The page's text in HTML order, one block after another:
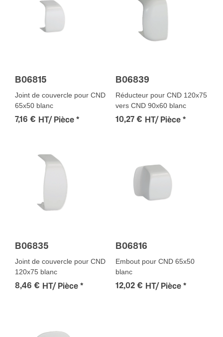
B06815
Joint de couvercle pour CND
65x50 blanc
7,16 € HT/ Pièce *
B06839
Réducteur pour CND 120x75
vers CND 90x60 blanc
10,27 € HT/ Pièce *
B06835
Joint de couvercle pour CND
120x75 blanc
8,46 € HT/ Pièce *
B06816
Embout pour CND 65x50
blanc
12,02 € HT/ Pièce *